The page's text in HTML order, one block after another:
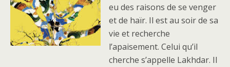
eu des raisons de se venger
et de haïr. Il est au soir de sa
vie et recherche
l’apaisement. Celui qu’il
cherche s’appelle Lakhdar. Il